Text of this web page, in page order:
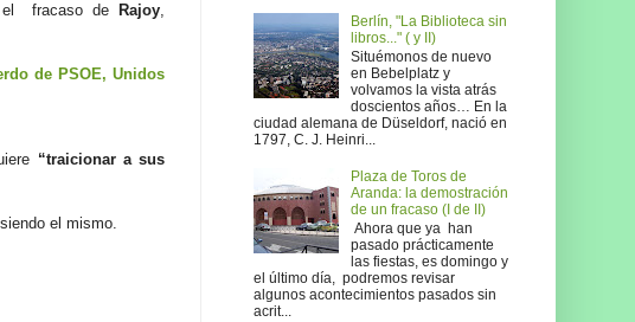
el fracaso de
Rajoy,
de PSOE, Unidos
“traicionar a sus
el mismo.
Berlín, "La Biblioteca sin
libros..." ( y II)
Situémonos de nuevo
en Bebelplatz y
volvamos la vista atrás
doscientos años… En la
ciudad alemana de Düseldorf, nació en
1797, C. J. Heinri...
Plaza de Toros de
Aranda: la demostración
de un fracaso (I de II)
Ahora que ya han
pasado prácticamente
las fiestas, es domingo y
el último día, podremos revisar
algunos acontecimientos pasados sin
acrit...